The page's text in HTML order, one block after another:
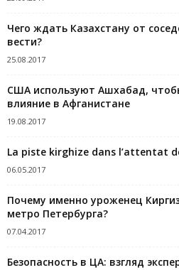
Чего ждать Казахстану от
вести?
25.08.2017
США используют Ашхабад,
влияние в Афганистане
19.08.2017
La piste kirghize dans l’attentat
06.05.2017
Почему именно уроженец
метро Петербурга?
07.04.2017
Безопасность в ЦА: взгляд